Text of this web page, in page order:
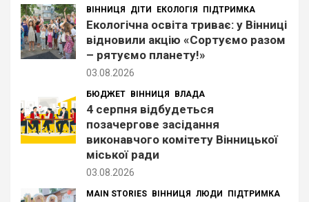
ВІННИЦЯ ДІТИ ЕКОЛОГІЯ ПІДТРИМКА
Екологічна освіта триває: у Вінниці
відновили акцію «Сортуємо разом
– рятуємо планету!»
03.08.2026
БЮДЖЕТ ВІННИЦЯ ВЛАДА
4 серпня відбудеться
позачергове засідання
виконавчого комітету Вінницької
міської ради
03.08.2026
MAIN STORIES ВІННИЦЯ ЛЮДИ ПІДТРИМКА